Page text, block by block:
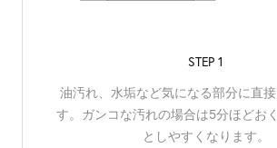
STEP 1
油汚れ、水垢など気になる部分に直
す。ガンコな汚れの場合は5分ほどお
としやすくなります。